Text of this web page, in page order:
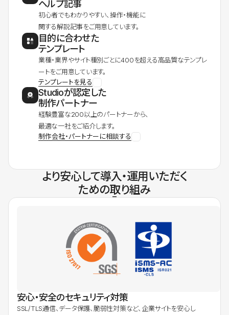
ヘルプ記事
初心者でもわかりやすい、操作・機能に
関する解説記事をご用意しています。
目的に合わせた
テンプレート
業種・業界やサイト種別ごとに400を超える高品質なテンプレ
ートをご用意しています。
テンプレートを見る
Studioが認定した
制作パートナー
経験豊富な200以上のパートナーから、
最適な一社をご紹介します。
制作会社・パートナーに相談する
より安心して導入・運用いただく
ための取り組み
安心・安全のセキュリティ対策
SSL/TLS通信、データ保護、脆弱性対策など、企業サイトを安心し